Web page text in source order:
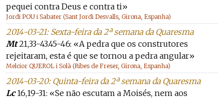
pequei contra Deus e contra ti»
Jordi POU i Sabater (Sant Jordi Desvalls, Girona, Espanha)
2014-03-21: Sexta-feira da 2ª semana da Quaresma
Mt21,33-43.45-46: «A pedra que os construtores
rejeitaram, esta é que se tornou a pedra angular»
Melcior QUEROL i Solà (Ribes de Freser, Girona, Espanha)
2014-03-20: Quinta-feira da 2ª semana da Quaresma
Lc16,19-31: «Se não escutam a Moisés, nem aos